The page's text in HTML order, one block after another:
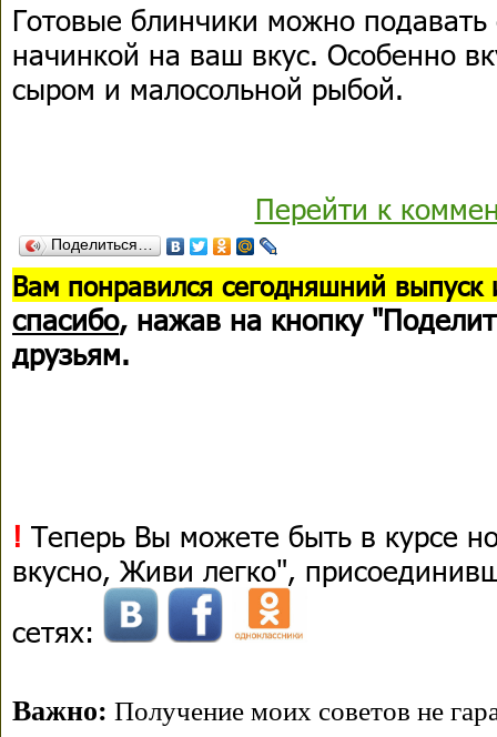
Готовые блинчики можно
начинкой на ваш вкус. Особенно
сыром и малосольной рыбой.
Перейти к
Поделиться…
Вам понравился сегодняшний выпуск
спасибо, нажав на кнопку
друзьям.
! Теперь Вы можете быть в курсе
вкусно, Живи легко",
сетях:
Важно: Получение моих советов не